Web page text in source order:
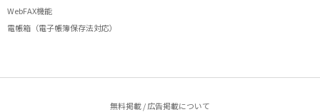
WebFAX機能
電帳箱（電子帳簿保存法対応）
無料掲載 / 広告掲載について